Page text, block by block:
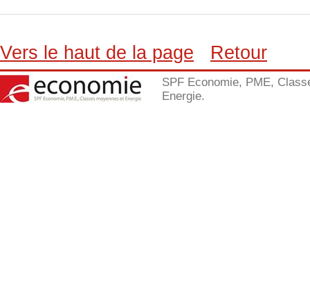
Vers le haut de la page Retour
SPF Economie, PME,
Energie.